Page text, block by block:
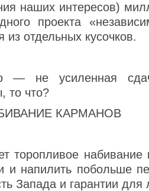
наших интересов)
проекта
из отдельных кусочков.
— не усиленная
то что?
КАРМАНОВ
торопливое набивание
и напилить побольше
Запада и гарантии